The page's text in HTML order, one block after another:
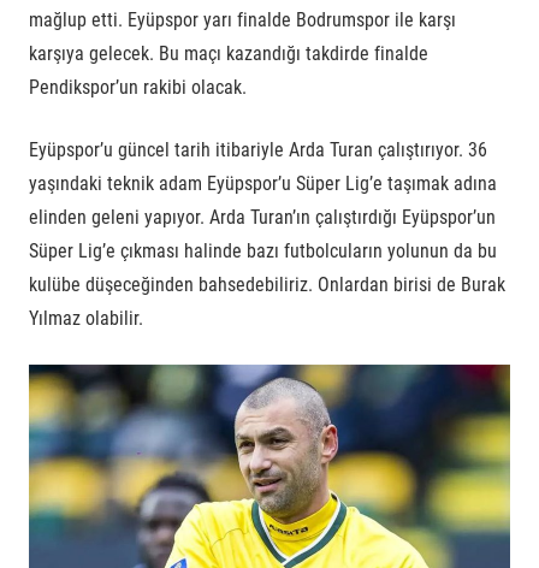
mağlup etti. Eyüpspor yarı finalde Bodrumspor ile karşı
karşıya gelecek. Bu maçı kazandığı takdirde finalde
Pendikspor’un rakibi olacak.
Eyüpspor’u güncel tarih itibariyle Arda Turan çalıştırıyor. 36
yaşındaki teknik adam Eyüpspor’u Süper Lig’e taşımak adına
elinden geleni yapıyor. Arda Turan’ın çalıştırdığı Eyüpspor’un
Süper Lig’e çıkması halinde bazı futbolcuların yolunun da bu
kulübe düşeceğinden bahsedebiliriz. Onlardan birisi de Burak
Yılmaz olabilir.